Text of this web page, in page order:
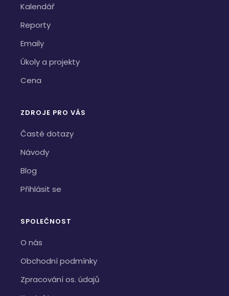
Kalendář
Reporty
Emaily
Úkoly a projekty
Cena
ZDROJE PRO VÁS
Časté dotazy
Návody
Blog
Přihlásit se
SPOLEČNOST
O nás
Obchodní podmínky
Zpracování os. údajů